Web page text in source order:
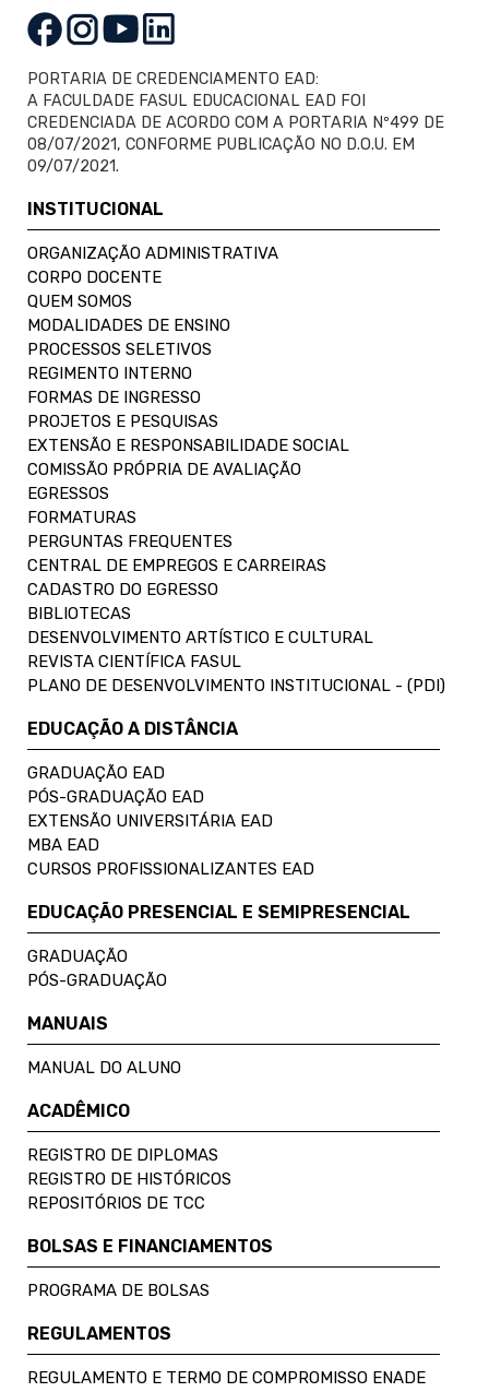
PORTARIA DE CREDENCIAMENTO EAD:
A FACULDADE FASUL EDUCACIONAL EAD FOI
CREDENCIADA DE ACORDO COM A PORTARIA Nº499 DE
08/07/2021, CONFORME PUBLICAÇÃO NO D.O.U. EM
09/07/2021.
INSTITUCIONAL
ORGANIZAÇÃO ADMINISTRATIVA
CORPO DOCENTE
QUEM SOMOS
MODALIDADES DE ENSINO
PROCESSOS SELETIVOS
REGIMENTO INTERNO
FORMAS DE INGRESSO
PROJETOS E PESQUISAS
EXTENSÃO E RESPONSABILIDADE SOCIAL
COMISSÃO PRÓPRIA DE AVALIAÇÃO
EGRESSOS
FORMATURAS
PERGUNTAS FREQUENTES
CENTRAL DE EMPREGOS E CARREIRAS
CADASTRO DO EGRESSO
BIBLIOTECAS
DESENVOLVIMENTO ARTÍSTICO E CULTURAL
REVISTA CIENTÍFICA FASUL
PLANO DE DESENVOLVIMENTO INSTITUCIONAL - (PDI)
EDUCAÇÃO A DISTÂNCIA
GRADUAÇÃO EAD
PÓS-GRADUAÇÃO EAD
EXTENSÃO UNIVERSITÁRIA EAD
MBA EAD
CURSOS PROFISSIONALIZANTES EAD
EDUCAÇÃO PRESENCIAL E SEMIPRESENCIAL
GRADUAÇÃO
PÓS-GRADUAÇÃO
MANUAIS
MANUAL DO ALUNO
ACADÊMICO
REGISTRO DE DIPLOMAS
REGISTRO DE HISTÓRICOS
REPOSITÓRIOS DE TCC
BOLSAS E FINANCIAMENTOS
PROGRAMA DE BOLSAS
REGULAMENTOS
REGULAMENTO E TERMO DE COMPROMISSO ENADE